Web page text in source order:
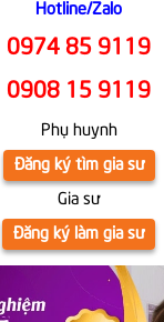
Hotline/Zalo
0974 85 9119
0908 15 9119
Phụ huynh
Đăng ký tìm gia sư
Gia sư
Đăng ký làm gia sư